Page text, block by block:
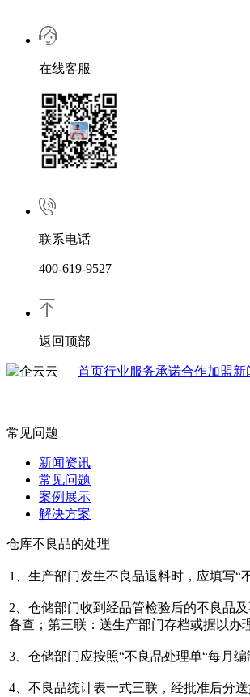
在线客服
联系电话
400-619-9527
返回顶部
首页行业服务承诺合作加盟新
常见问题
新闻资讯
常见问题
案例展示
解决方案
仓库不良品的处理
1、生产部门发生不良品退料时，应填写“
2、仓储部门收到经品管检验后的不良品
备查；第三联：送生产部门存档或据以办
3、仓储部门应按照“不良品处理单“每月
4、不良品统计表一式三联，经批准后分送